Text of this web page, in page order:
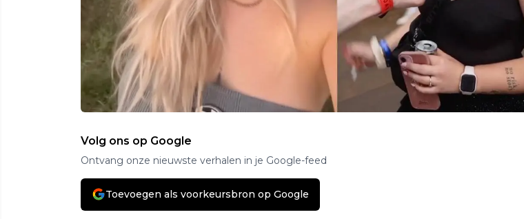
Volg ons op Google
Ontvang onze nieuwste verhalen in je Google-feed
Toevoegen als voorkeursbron op Google